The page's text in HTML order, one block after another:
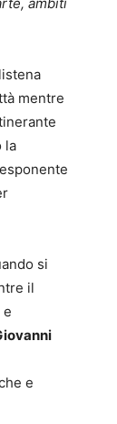
mentre
la
si
il
e
e